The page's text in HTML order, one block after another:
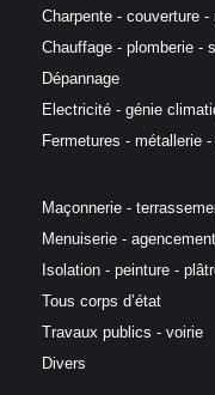
Charpente - couverture
Chauffage - plomberie -
Dépannage
Electricité - génie
Fermetures - métallerie
Maçonnerie -
Menuiserie - agencement
Isolation - peinture -
Tous corps d’état
Travaux publics - voirie
Divers